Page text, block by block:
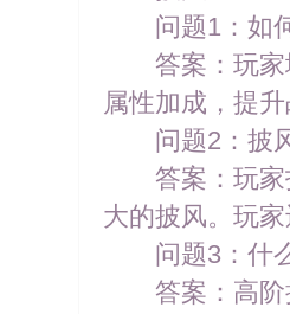
问题1：如何
答案：玩家
属性加成，提
问题2：披
答案：玩家
大的披风。玩
问题3：什么
答案：高阶